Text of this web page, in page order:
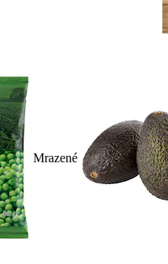
Mrazené